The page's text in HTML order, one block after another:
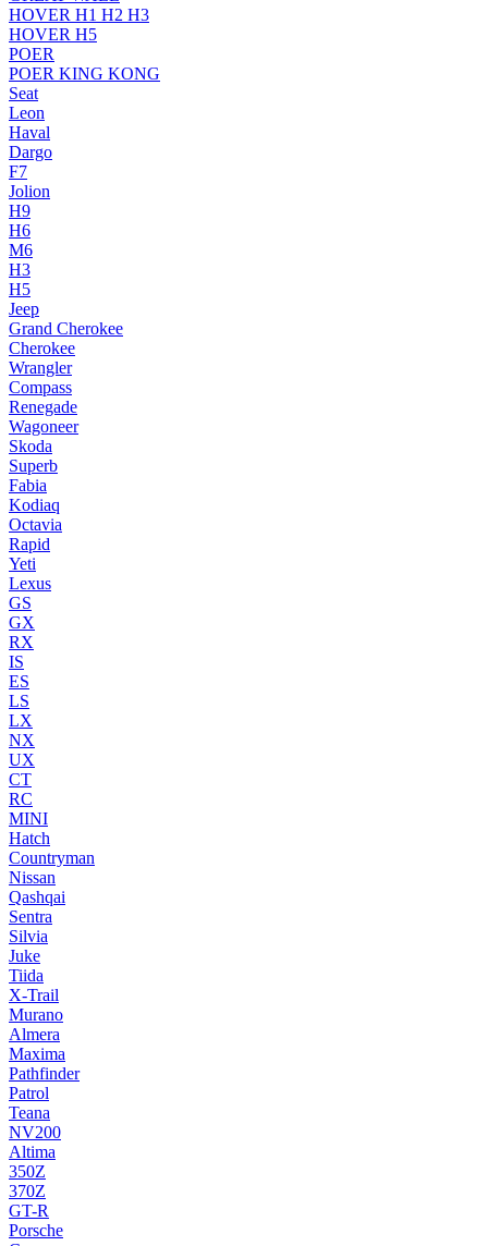
HOVER H1 H2 H3
HOVER H5
POER
POER KING KONG
Seat
Leon
Haval
Dargo
F7
Jolion
H9
H6
M6
H3
H5
Jeep
Grand Cherokee
Cherokee
Wrangler
Compass
Renegade
Wagoneer
Skoda
Superb
Fabia
Kodiaq
Octavia
Rapid
Yeti
Lexus
GS
GX
RX
IS
ES
LS
LX
NX
UX
CT
RC
MINI
Hatch
Countryman
Nissan
Qashqai
Sentra
Silvia
Juke
Tiida
X-Trail
Murano
Almera
Maxima
Pathfinder
Patrol
Teana
NV200
Altima
350Z
370Z
GT-R
Porsche